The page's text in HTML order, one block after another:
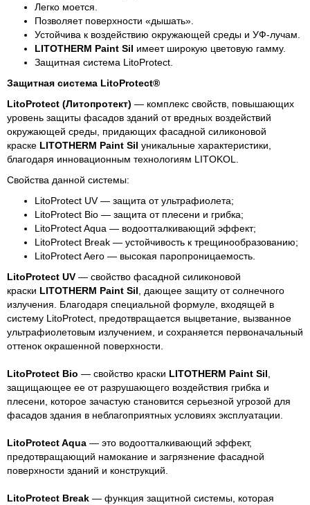
Легко моется.
Позволяет поверхности «дышать».
Устойчива к воздействию окружающей среды и УФ-лучам.
LITOTHERM Paint Sil имеет широкую цветовую гамму.
Защитная система LitoProtect.
Защитная система LitoProtect®
LitoProtect (Литопротект) — комплекс свойств, повышающих
уровень защиты фасадов зданий от вредных воздействий
окружающей среды, придающих фасадной силиконовой
краске LITOTHERM Paint Sil уникальные характеристики,
благодаря инновационным технологиям LITOKOL.
Свойства данной системы:
LitoProtect UV — защита от ультрафиолета;
LitoProtect Bio — защита от плесени и грибка;
LitoProtect Aqua — водоотталкивающий эффект;
LitoProtect Break — устойчивость к трещинообразованию;
LitoProtect Aero — высокая паропроницаемость.
LitoProtect UV — свойство фасадной силиконовой
краски LITOTHERM Paint Sil , дающее защиту от солнечного
излучения. Благодаря специальной формуле, входящей в
систему LitoProtect, предотвращается выцветание, вызванное
ультрафиолетовым излучением, и сохраняется первоначальный
оттенок окрашенной поверхности.
LitoProtect Bio — свойство краски LITOTHERM Paint Sil
защищающее ее от разрушающего воздействия грибка и
плесени, которое зачастую становится серьезной угрозой для
фасадов здания в неблагоприятных условиях эксплуатации.
LitoProtect Aqua — это водоотталкивающий эффект,
предотвращающий намокание и загрязнение фасадной
поверхности зданий и конструкций.
LitoProtect Break — функция защитной системы, которая